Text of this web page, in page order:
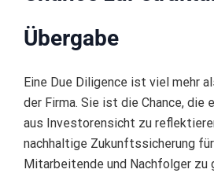
Übergabe
Eine Due Diligence ist viel mehr
der Firma. Sie ist die Chance, die
aus Investorensicht zu
nachhaltige Zukunftssicherung
Mitarbeitende und Nachfolger zu